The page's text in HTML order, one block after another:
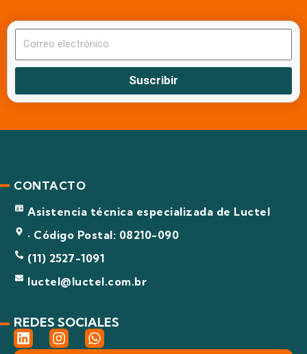
Suscribir
CONTACTO
Asistencia técnica especializada de Luctel
· Código Postal: 08210-090
(11) 2527-1091
luctel@luctel.com.br
REDES SOCIALES
L
i
I
n
W
h